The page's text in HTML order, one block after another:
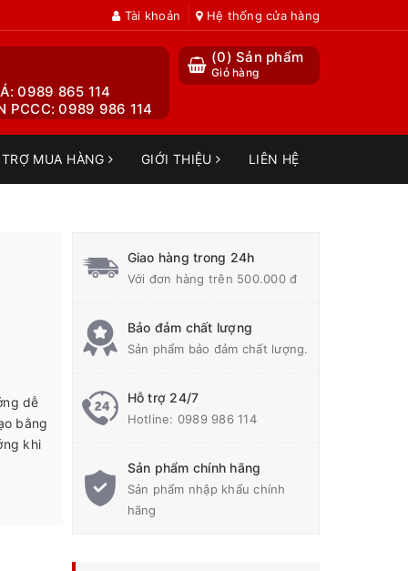
Tài khoản Hệ thống cửa hàng
(0) Sản phẩm
Giỏ hàng
0989 865 114
PCCC: 0989 986 114
MUA HÀNG GIỚI THIỆU LIÊN HỆ
dễ
bằng
khi
Giao hàng trong 24h
Với đơn hàng trên 500.000 đ
Bảo đảm chất lượng
Sản phẩm bảo đảm chất lượng.
Hỗ trợ 24/7
Hotline: 0989 986 114
Sản phẩm chính hãng
Sản phẩm nhập khẩu chính
hãng